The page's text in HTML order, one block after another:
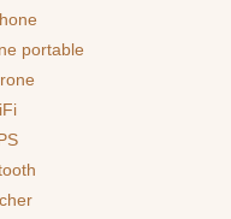
portable